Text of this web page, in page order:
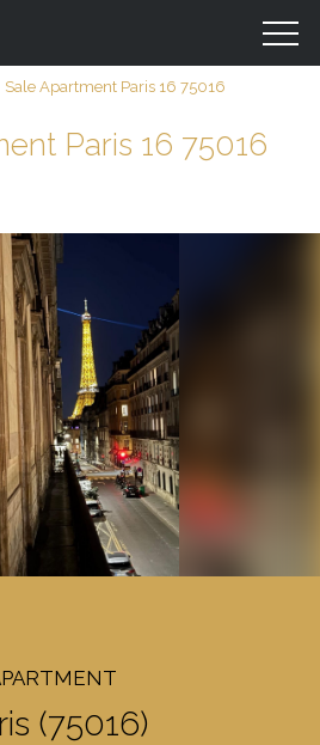
(75016)
Sale Apartment Paris 16 75016
Paris 16 75016